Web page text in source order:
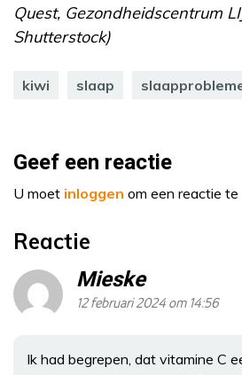
Quest, Gezondheidscentrum
Shutterstock)
kiwi slaap
Geef een reactie
U moet inloggen om een reactie te
Reactie
Mieske
12 februari 2024 om 14:56
Ik had begrepen, dat vitamine C